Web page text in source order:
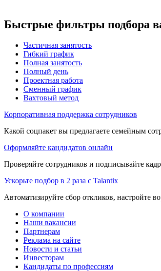
Быстрые фильтры подбора
Частичная занятость
Гибкий график
Полная занятость
Полный день
Проектная работа
Сменный график
Вахтовый метод
Корпоративная поддержка сотрудников
Какой соцпакет вы предлагаете семейным
Оформляйте кандидатов онлайн
Проверяйте сотрудников и подписывайте
Ускорьте подбор в 2 раза с Talantix
Автоматизируйте сбор откликов, настройте
О компании
Наши вакансии
Партнерам
Реклама на сайте
Новости и статьи
Инвесторам
Кандидаты по профессиям